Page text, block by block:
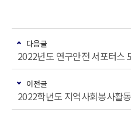
다음글
2022년도 연구안전 서포터스
이전글
2022학년도 지역사회봉사활